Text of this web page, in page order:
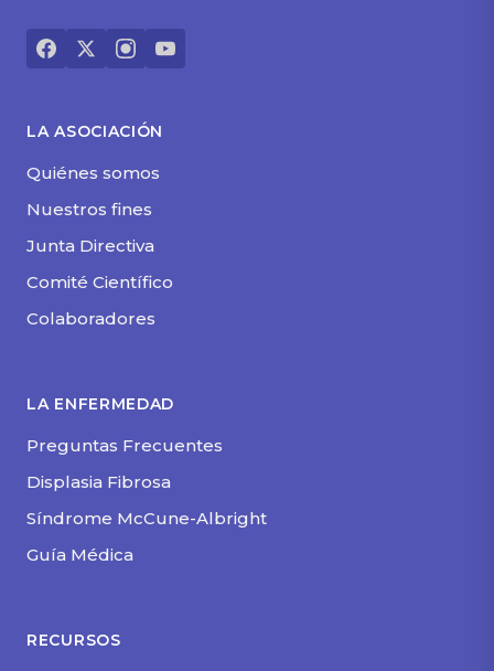
LA ASOCIACIÓN
Quiénes somos
Nuestros fines
Junta Directiva
Comité Científico
Colaboradores
LA ENFERMEDAD
Preguntas Frecuentes
Displasia Fibrosa
Síndrome McCune-Albright
Guía Médica
RECURSOS